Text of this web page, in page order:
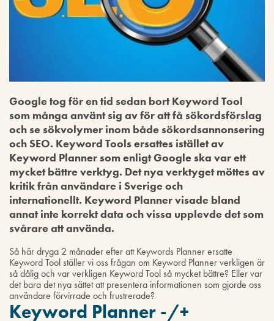
Google tog för en tid sedan bort Keyword Tool
som många använt sig av för att få sökordsförslag
och se sökvolymer inom både sökordsannonsering
och SEO. Keyword Tools ersattes istället av
Keyword Planner som enligt Google ska var ett
mycket bättre verktyg. Det nya verktyget möttes av
kritik från användare i Sverige och
internationellt. Keyword Planner visade bland
annat inte korrekt data och vissa upplevde det som
svårare att använda.
Så här dryga 2 månader efter att Keywords Planner ersatte
Keyword Tool ställer vi oss frågan om Keyword Planner verkligen är
så dålig och var verkligen Keyword Tool så mycket bättre? Eller var
det bara det nya sättet att presentera informationen som gjorde oss
användare förvirrade och frustrerade?
Keyword Planner -/+